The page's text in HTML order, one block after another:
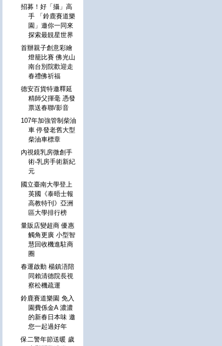
招募！好「攝」高
手 「鈴鹿賽道樂
園」邀你一同來
探索最靚星世界
首辦親子創意彩繪
燈籠比賽 佛光山
南台別院歡迎走
春禮佛祈福
德安百貨特邀釋延
精師父揮毫 憑發
票送春聯/影音
107年加強管制柴油
車 停發老舊大型
柴油車標章
內視鏡乳房微創手
術-乳房手術新紀
元
國立臺南大學登上
英國《泰晤士報
高教特刊》亞洲
區大學排行榜
量販店變超商 優惠
觸角更廣 小型智
慧回收機進駐商
圈
春運啟動 楊鎮浯陪
同賴清德院長視
察松機疏運
鈴鹿賽道樂園 免入
園費係金A 濃濃
的新春日本味 邀
您一起過好年
保二警年節送暖 歲